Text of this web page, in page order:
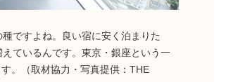
ですよね。良い宿に安く泊まりた
ているんです。東京・銀座という一
。（取材協力・写真提供：THE